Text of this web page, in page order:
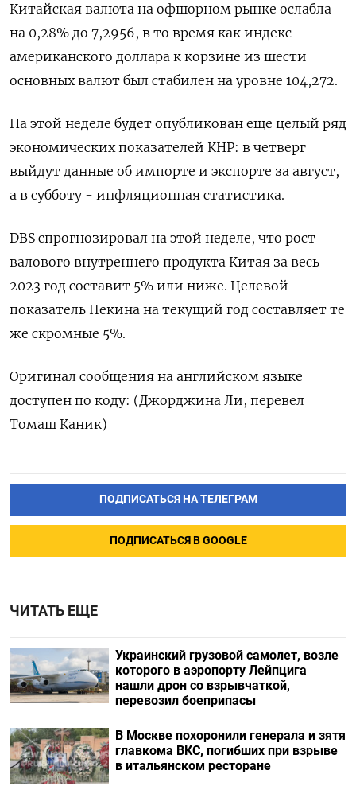
Китайская валюта на офшорном рынке ослабла
на 0,28% до 7,2956, в то время как индекс
американского доллара к корзине из шести
основных валют был стабилен на уровне 104,272​.
На этой неделе будет опубликован еще целый ряд
экономических показателей КНР: в четверг
выйдут данные об импорте и экспорте за август,
а в субботу - инфляционная статистика.
DBS спрогнозировал на этой неделе, что рост
валового внутреннего продукта Китая за весь
2023 год составит 5% или ниже. Целевой
показатель Пекина на текущий год составляет те
же скромные 5%.
Оригинал сообщения на английском языке
доступен по коду: (Джорджина Ли, перевел
Томаш Каник)
ПОДПИСАТЬСЯ НА ТЕЛЕГРАМ
ПОДПИСАТЬСЯ В GOOGLE
ЧИТАТЬ ЕЩЕ
Украинский грузовой самолет, возле
которого в аэропорту Лейпцига
нашли дрон со взрывчаткой,
перевозил боеприпасы
В Москве похоронили генерала и зятя
главкома ВКС, погибших при взрыве
в итальянском ресторане